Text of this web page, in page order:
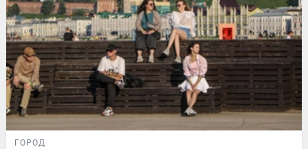
ГОРОД